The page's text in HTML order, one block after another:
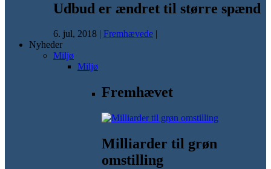
Udbud er ændret til større spænd
6. jul, 2018 | Fremhævede |
Nyheder
Miljø
Miljø
Fremhævet
Milliarder til grøn
omstilling